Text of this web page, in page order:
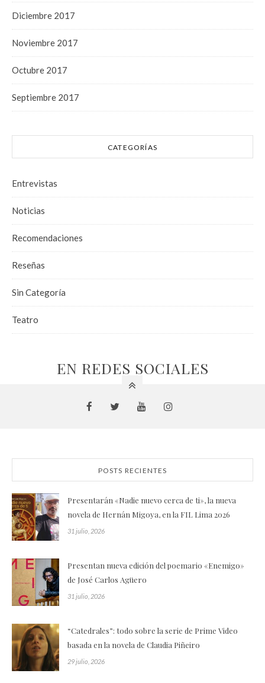
Diciembre 2017
Noviembre 2017
Octubre 2017
Septiembre 2017
CATEGORÍAS
Entrevistas
Noticias
Recomendaciones
Reseñas
Sin Categoría
Teatro
EN REDES SOCIALES
POSTS RECIENTES
Presentarán «Nadie nuevo cerca de ti», la nueva
novela de Hernán Migoya, en la FIL Lima 2026
31 julio, 2026
Presentan nueva edición del poemario «Enemigo»
de José Carlos Agüero
31 julio, 2026
“Catedrales”: todo sobre la serie de Prime Video
basada en la novela de Claudia Piñeiro
29 julio, 2026